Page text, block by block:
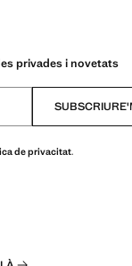
privades i novetats
de privacitat.